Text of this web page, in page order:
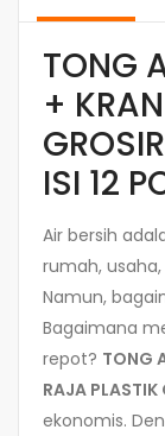
TONG
+
ISI 12
Air bersih
rumah,
Namun,
Bagaimana
repot? TONG
RAJA PLASTIK
ekonomis.